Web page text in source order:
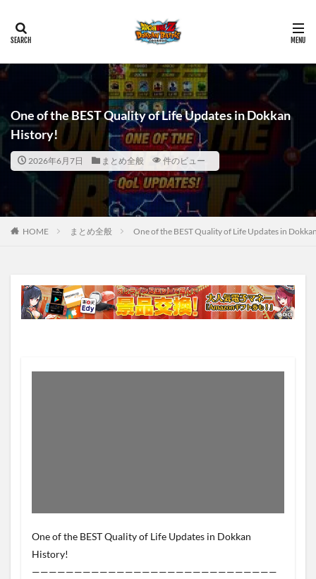
One of the BEST Quality of Life Updates in Dokkan
History!
2026年6月7日 まとめ全般 件のビュー
HOME まとめ全般 One of the BEST Quality of Life Updates in
One of the BEST Quality of Life Updates in Dokkan
History!
—————————————————————————————